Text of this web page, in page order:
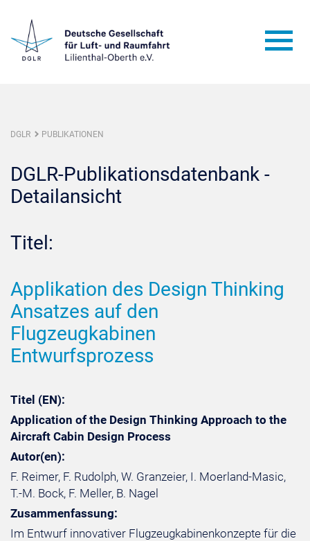
DGLR PUBLIKATIONEN
DGLR-Publikationsdatenbank -
Detailansicht
Titel:
Applikation des Design Thinking
Ansatzes auf den
Flugzeugkabinen
Entwurfsprozess
Titel (EN):
Application of the Design Thinking Approach to the
Aircraft Cabin Design Process
Autor(en):
F. Reimer, F. Rudolph, W. Granzeier, I. Moerland-Masic,
T.-M. Bock, F. Meller, B. Nagel
Zusammenfassung:
Im Entwurf innovativer Flugzeugkabinenkonzepte für die